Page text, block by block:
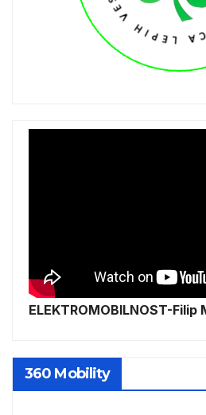
ELEKTROMOBILNOST-Filip
360 Mobility